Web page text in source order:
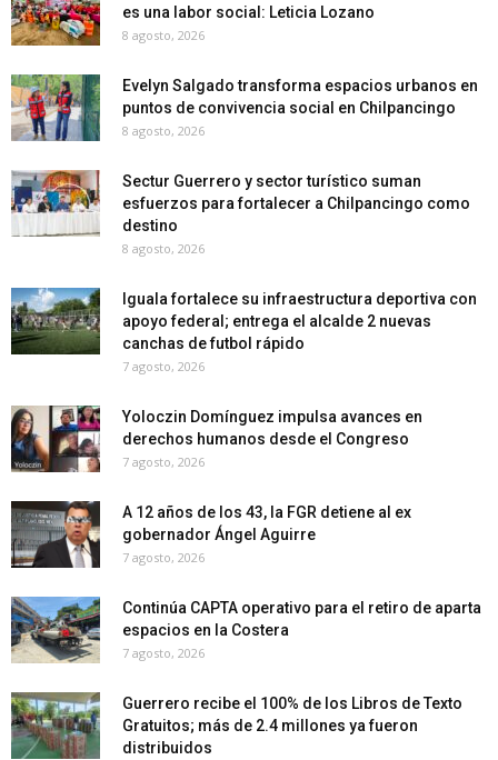
es una labor social: Leticia Lozano
8 agosto, 2026
Evelyn Salgado transforma espacios urbanos en
puntos de convivencia social en Chilpancingo
8 agosto, 2026
Sectur Guerrero y sector turístico suman
esfuerzos para fortalecer a Chilpancingo como
destino
8 agosto, 2026
Iguala fortalece su infraestructura deportiva con
apoyo federal; entrega el alcalde 2 nuevas
canchas de futbol rápido
7 agosto, 2026
Yoloczin Domínguez impulsa avances en
derechos humanos desde el Congreso
7 agosto, 2026
A 12 años de los 43, la FGR detiene al ex
gobernador Ángel Aguirre
7 agosto, 2026
Continúa CAPTA operativo para el retiro de aparta
espacios en la Costera
7 agosto, 2026
Guerrero recibe el 100% de los Libros de Texto
Gratuitos; más de 2.4 millones ya fueron
distribuidos